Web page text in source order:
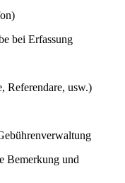
bei Erfassung
Referendare, usw.)
Bemerkung und